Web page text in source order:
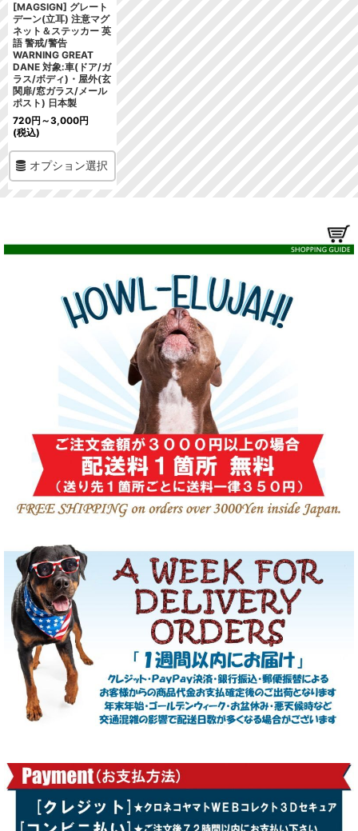
[MAGSIGN] グレート
デーン(立耳) 注意マグ
ネット＆ステッカー 英
語 警戒/警告
WARNING GREAT
DANE 対象:車(ドア/ガ
ラス/ボディ)・屋外(玄
関扉/窓ガラス/メール
ポスト) 日本製
720円 ～3,000円
(税込)
オプション選択